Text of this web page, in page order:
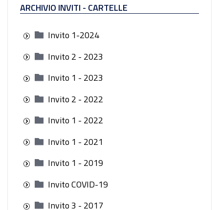
ARCHIVIO INVITI - CARTELLE
Invito 1-2024
Invito 2 - 2023
Invito 1 - 2023
Invito 2 - 2022
Invito 1 - 2022
Invito 1 - 2021
Invito 1 - 2019
Invito COVID-19
Invito 3 - 2017